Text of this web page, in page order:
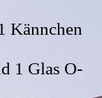
Kännchen
1 Glas O-